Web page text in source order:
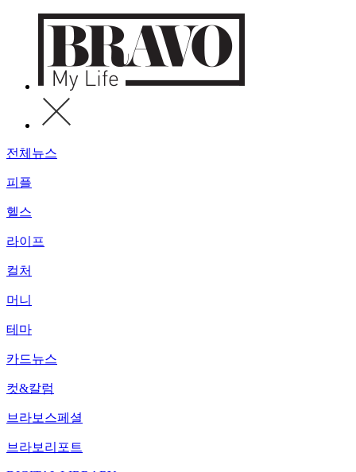
전체뉴스
피플
헬스
라이프
컬처
머니
테마
카드뉴스
컷&칼럼
브라보스페셜
브라보리포트